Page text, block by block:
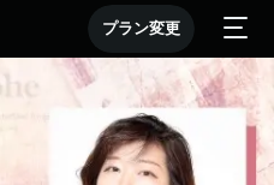
プラン変更